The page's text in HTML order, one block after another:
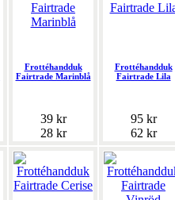
Frottéhandduk
Fairtrade Marinblå
39 kr
28 kr
Frottéhandduk
Fairtrade Lila
95 kr
62 kr